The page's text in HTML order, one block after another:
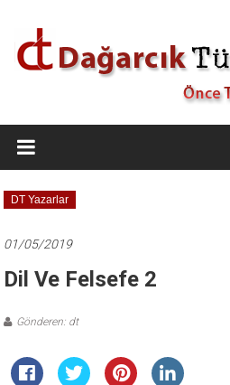
Dağarcık
Türkiye
Önce
Türkiye
DT Yazarlar
01/05/2019
Dil Ve Felsefe 2
Gönderen: dt